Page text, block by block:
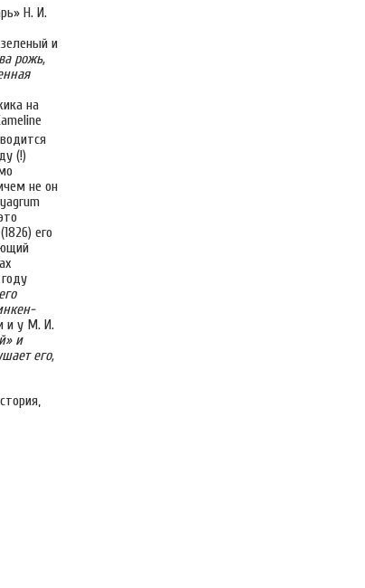
Н. И.
и
рожь,
на
(!)
не он
его
и у М. И.
и
его,